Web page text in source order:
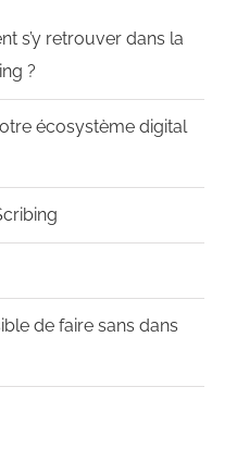
s’y retrouver dans la
?
écosystème digital
de faire sans dans